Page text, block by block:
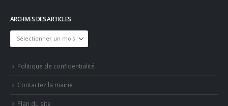
ARCHIVES DES ARTICLES
Archives
des
Politique de confidentialité
Contactez la mairie
Plan du site